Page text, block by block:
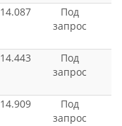
14.087
Под
запрос
14.443
Под
запрос
14.909
Под
запрос